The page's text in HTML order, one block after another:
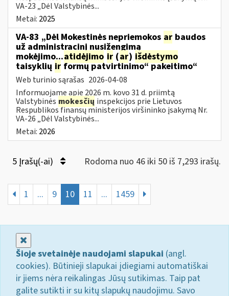
VA-23 „Dėl Valstybinės...
Metai: 2025
VA-83 „Dėl Mokestinės nepriemokos ar baudos
už administracinį nusižengimą
mokėjimo...atidėjimo ir (ar) išdėstymo
taisyklių ir formų patvirtinimo“ pakeitimo“
Web turinio sąrašas 2026-04-08
Informuojame apie 2026 m. kovo 31 d. priimtą
Valstybinės mokesčių inspekcijos prie Lietuvos
Respublikos finansų ministerijos viršininko įsakymą Nr.
VA-26 „Dėl Valstybinės...
Metai: 2026
5 Įrašų(-ai) Rodoma nuo 46 iki 50 iš 7,293 irašų.
1 ... 9 10 11 ... 1459
Šioje svetainėje naudojami slapukai (angl.
cookies). Būtinieji slapukai įdiegiami automatiškai
ir jiems nėra reikalingas Jūsų sutikimas. Taip pat
galite sutikti ir su kitų slapukų naudojimu. Savo